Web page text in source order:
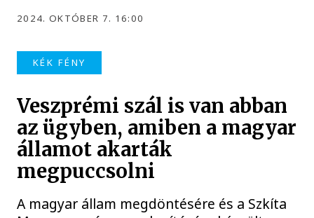
2024. OKTÓBER 7. 16:00
KÉK FÉNY
Veszprémi szál is van abban
az ügyben, amiben a magyar
államot akarták
megpuccsolni
A magyar állam megdöntésére és a Szkíta